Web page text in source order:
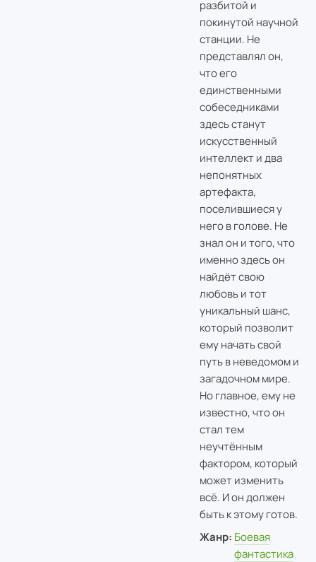
разбитой и
покинутой научной
станции. Не
представлял он,
что его
единственными
собеседниками
здесь станут
искусственный
интеллект и два
непонятных
артефакта,
поселившиеся у
него в голове. Не
знал он и того, что
именно здесь он
найдёт свою
любовь и тот
уникальный шанс,
который позволит
ему начать свой
путь в неведомом и
загадочном мире.
Но главное, ему не
известно, что он
стал тем
неучтённым
фактором, который
может изменить
всё. И он должен
быть к этому готов.
Жанр: Боевая
фантастика